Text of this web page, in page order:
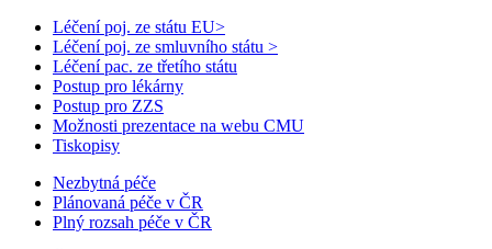
Léčení poj. ze státu EU>
Léčení poj. ze smluvního státu >
Léčení pac. ze třetího státu
Postup pro lékárny
Postup pro ZZS
Možnosti prezentace na webu CMU
Tiskopisy
Nezbytná péče
Plánovaná péče v ČR
Plný rozsah péče v ČR